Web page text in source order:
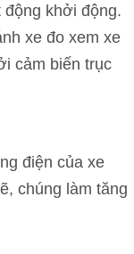
khởi động.
xe đo xem xe
cảm biến trục
điện của xe
chúng làm tăng